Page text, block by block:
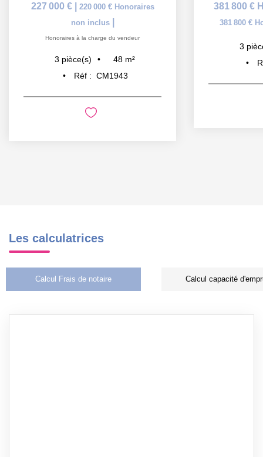
227 000 € 220 000 € Honoraires
non inclus
Honoraires à la charge du vendeur
3 pièce(s) 48 m²
Réf : CM1943
381 800 €
381 800 €
3
Les calculatrices
Calcul Frais de notaire Calcul capacité